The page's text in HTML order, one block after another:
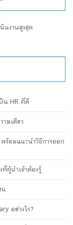
นงานสูงสุด
น HR ที่ดี
ามเดียว
ร้อมแนะนำวิธีการออก
ผู้นำเข้าต้องรู้
น
อย่างไร?